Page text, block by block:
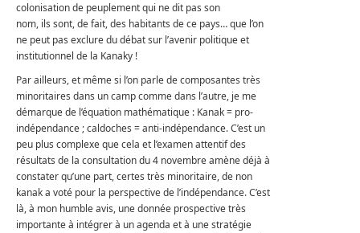
colonisation de peuplement qui ne dit pas son
nom, ils sont, de fait, des habitants de ce pays… que l’on
ne peut pas exclure du débat sur l’avenir politique et
institutionnel de la Kanaky !
Par ailleurs, et même si l’on parle de composantes très
minoritaires dans un camp comme dans l’autre, je me
démarque de l’équation mathématique : Kanak = pro-
indépendance ; caldoches = anti-indépendance. C’est un
peu plus complexe que cela et l’examen attentif des
résultats de la consultation du 4 novembre amène déjà à
constater qu’une part, certes très minoritaire, de non
kanak a voté pour la perspective de l’indépendance. C’est
là, à mon humble avis, une donnée prospective très
importante à intégrer à un agenda et à une stratégie